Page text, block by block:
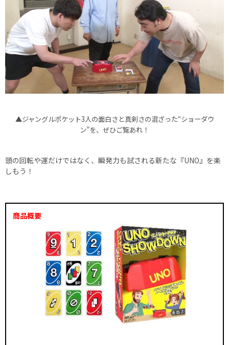
▲ジャングルポケット3人の面白さと真剣さの混ざった“ショーダウ
ン”を、ぜひご覧あれ！
頭の回転や運だけではなく、瞬発力も試される新たな『UNO』を楽
しもう！
商品概要